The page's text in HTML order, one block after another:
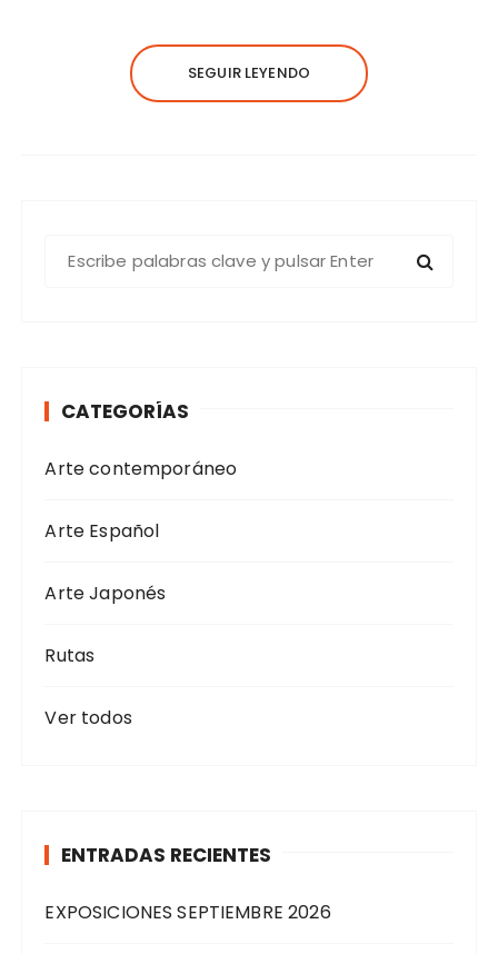
SEGUIR LEYENDO
CATEGORÍAS
Arte contemporáneo
Arte Español
Arte Japonés
Rutas
Ver todos
ENTRADAS RECIENTES
EXPOSICIONES SEPTIEMBRE 2026